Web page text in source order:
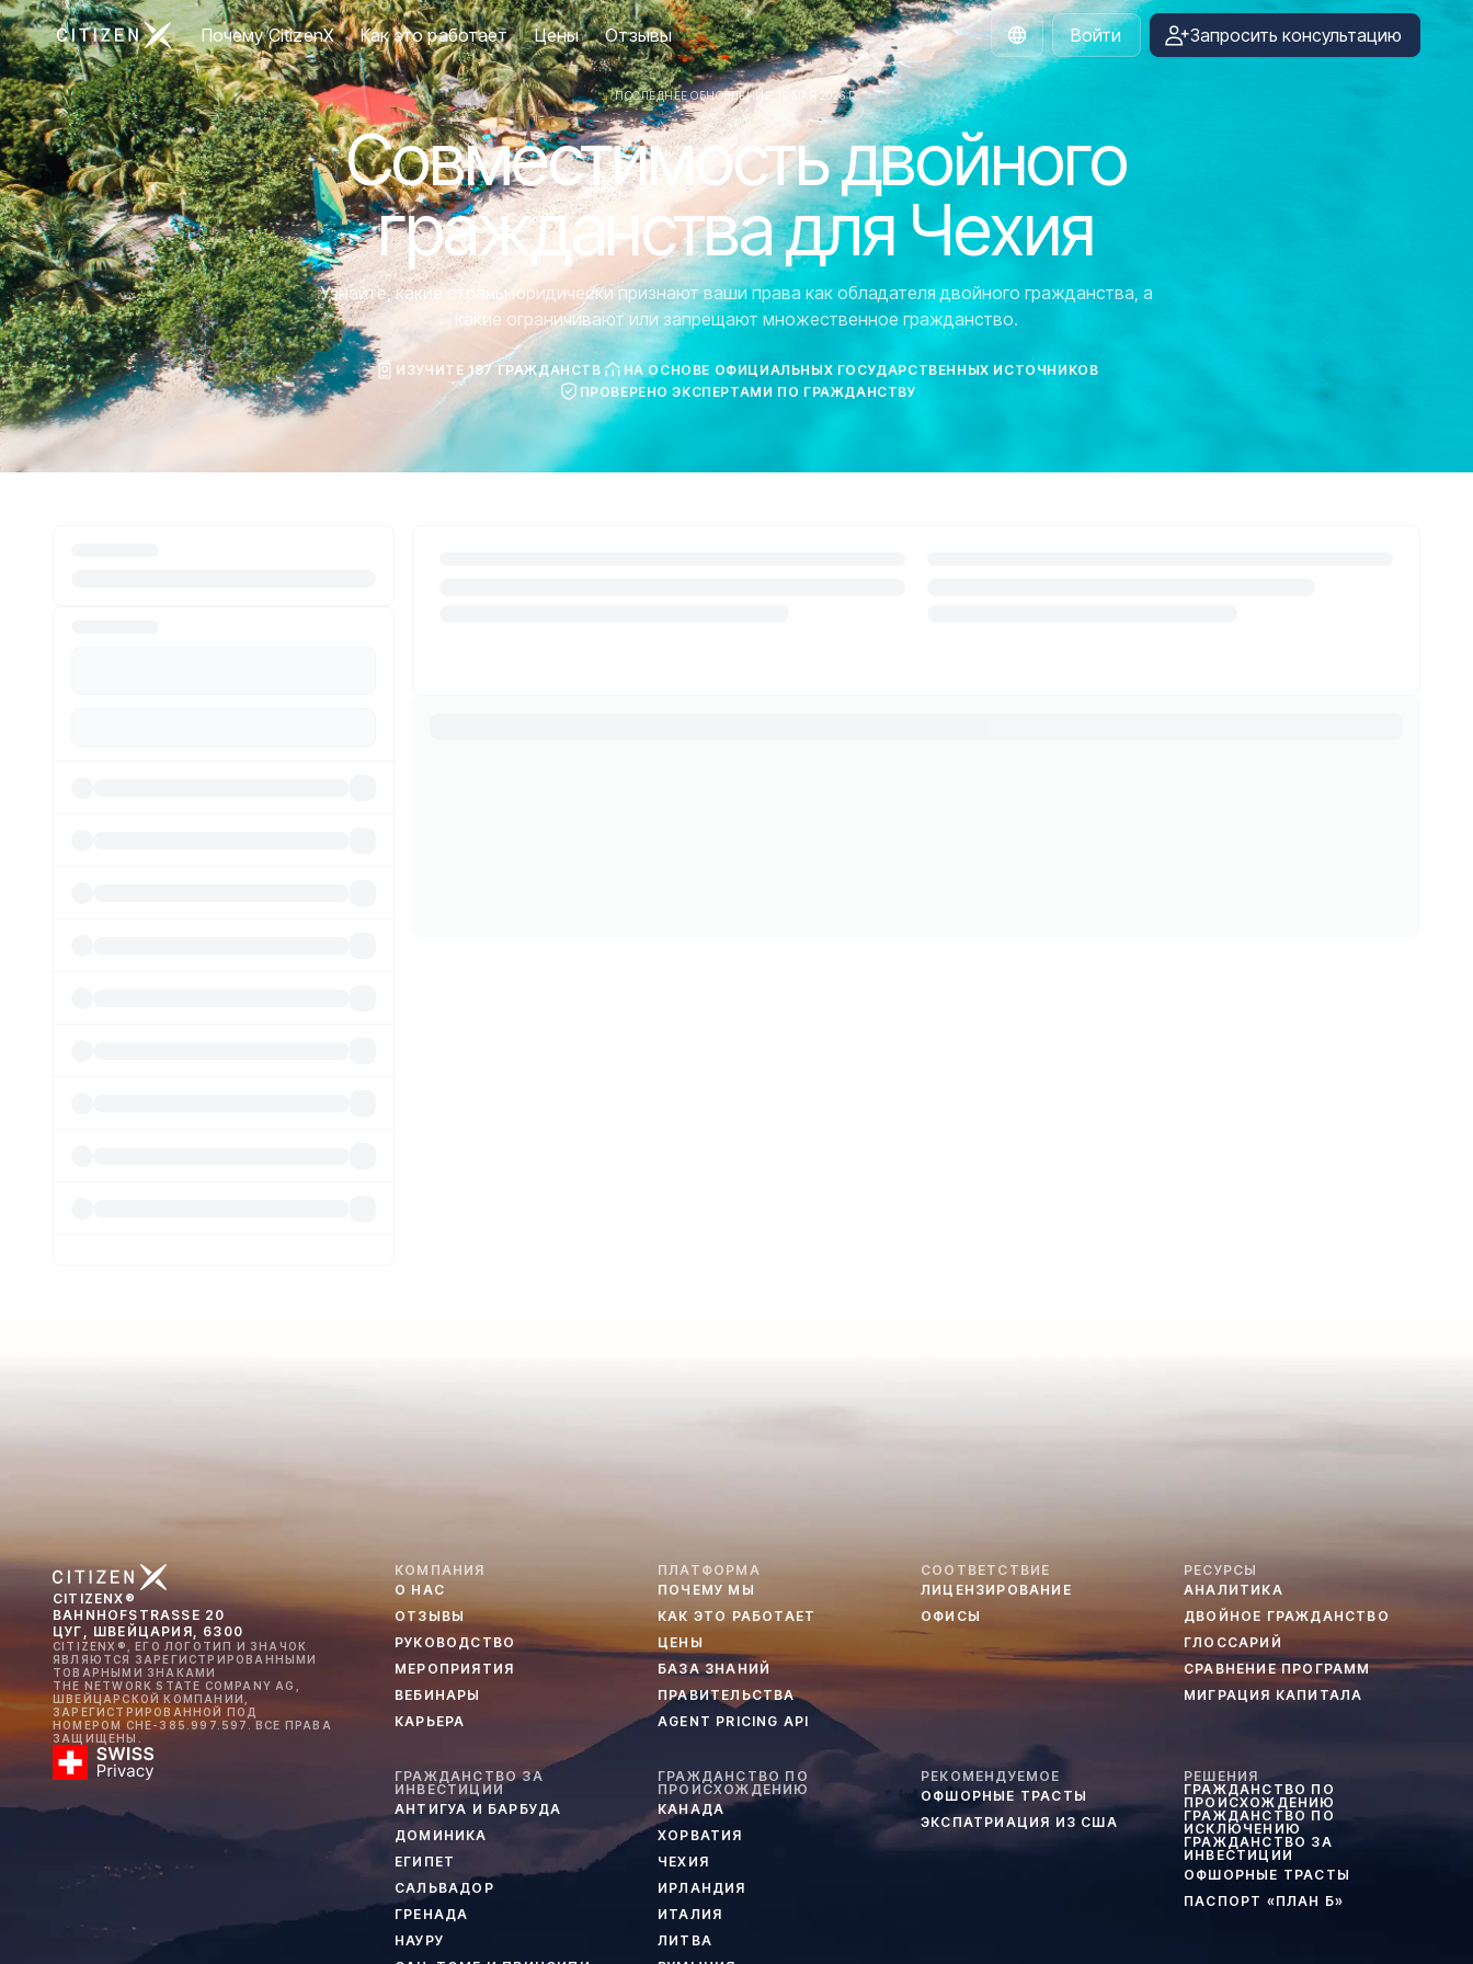
Перейти на главную страницу CitizenX
Почему CitizenX Как это работает Цены Отзывы
Russian
Войти Запросить консультацию
ПОСЛЕДНЕЕ ОБНОВЛЕНИЕ: 19 МАЯ 2026 Г.
Совместимость двойного
гражданства для Чехия
Узнайте, какие страны юридически признают ваши права как обладателя двойного гражданства, а
какие ограничивают или запрещают множественное гражданство.
ИЗУЧИТЕ 197 ГРАЖДАНСТВ
НА ОСНОВЕ ОФИЦИАЛЬНЫХ ГОСУДАРСТВЕННЫХ ИСТОЧНИКОВ
ПРОВЕРЕНО ЭКСПЕРТАМИ ПО ГРАЖДАНСТВУ
CITIZENX®
BAHNHOFSTRASSE 20
ЦУГ, ШВЕЙЦАРИЯ, 6300
CITIZENX®, ЕГО ЛОГОТИП И ЗНАЧОК
ЯВЛЯЮТСЯ ЗАРЕГИСТРИРОВАННЫМИ
ТОВАРНЫМИ ЗНАКАМИ
THE NETWORK STATE COMPANY AG,
ШВЕЙЦАРСКОЙ КОМПАНИИ,
ЗАРЕГИСТРИРОВАННОЙ ПОД
НОМЕРОМ CHE-385.997.597. ВСЕ ПРАВА
ЗАЩИЩЕНЫ.
КОМПАНИЯ
О НАС
ОТЗЫВЫ
РУКОВОДСТВО
МЕРОПРИЯТИЯ
ВЕБИНАРЫ
КАРЬЕРА
ПЛАТФОРМА
ПОЧЕМУ МЫ
КАК ЭТО РАБОТАЕТ
ЦЕНЫ
БАЗА ЗНАНИЙ
ПРАВИТЕЛЬСТВА
AGENT PRICING API
СООТВЕТСТВИЕ
ЛИЦЕНЗИРОВАНИЕ
ОФИСЫ
РЕСУРСЫ
АНАЛИТИКА
ДВОЙНОЕ ГРАЖДАНСТВО
ГЛОССАРИЙ
СРАВНЕНИЕ ПРОГРАММ
МИГРАЦИЯ КАПИТАЛА
ГРАЖДАНСТВО ЗА
ИНВЕСТИЦИИ
АНТИГУА И БАРБУДА
ДОМИНИКА
ЕГИПЕТ
САЛЬВАДОР
ГРЕНАДА
НАУРУ
ГРАЖДАНСТВО ПО
ПРОИСХОЖДЕНИЮ
КАНАДА
ХОРВАТИЯ
ЧЕХИЯ
ИРЛАНДИЯ
ИТАЛИЯ
ЛИТВА
РЕКОМЕНДУЕМОЕ
ОФШОРНЫЕ ТРАСТЫ
ЭКСПАТРИАЦИЯ ИЗ США
РЕШЕНИЯ
ГРАЖДАНСТВО ПО
ПРОИСХОЖДЕНИЮ
ГРАЖДАНСТВО ПО
ИСКЛЮЧЕНИЮ
ГРАЖДАНСТВО ЗА
ИНВЕСТИЦИИ
ОФШОРНЫЕ ТРАСТЫ
ПАСПОРТ «ПЛАН Б»